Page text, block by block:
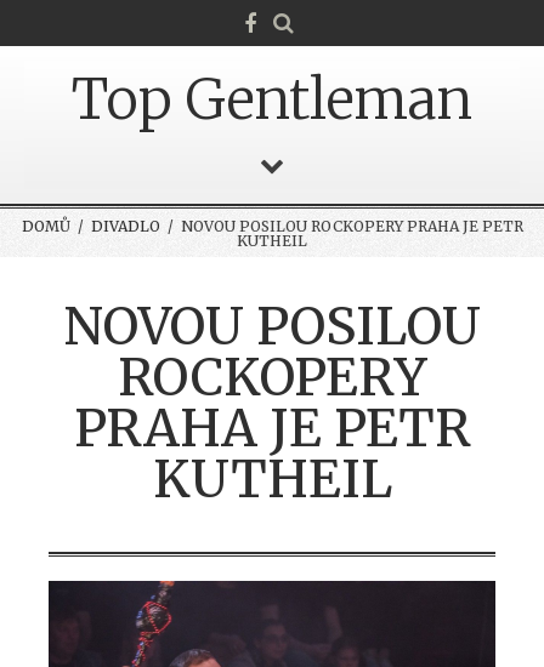
Top Gentleman
DOMŮ/ DIVADLO / NOVOU POSILOU ROCKOPERY PRAHA JE PETR
KUTHEIL
NOVOU POSILOU
ROCKOPERY
PRAHA JE PETR
KUTHEIL